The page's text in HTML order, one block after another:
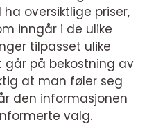
oversiktlige priser,
inngår i de ulike
tilpasset ulike
på bekostning av
at man føler seg
den informasjonen
valg.